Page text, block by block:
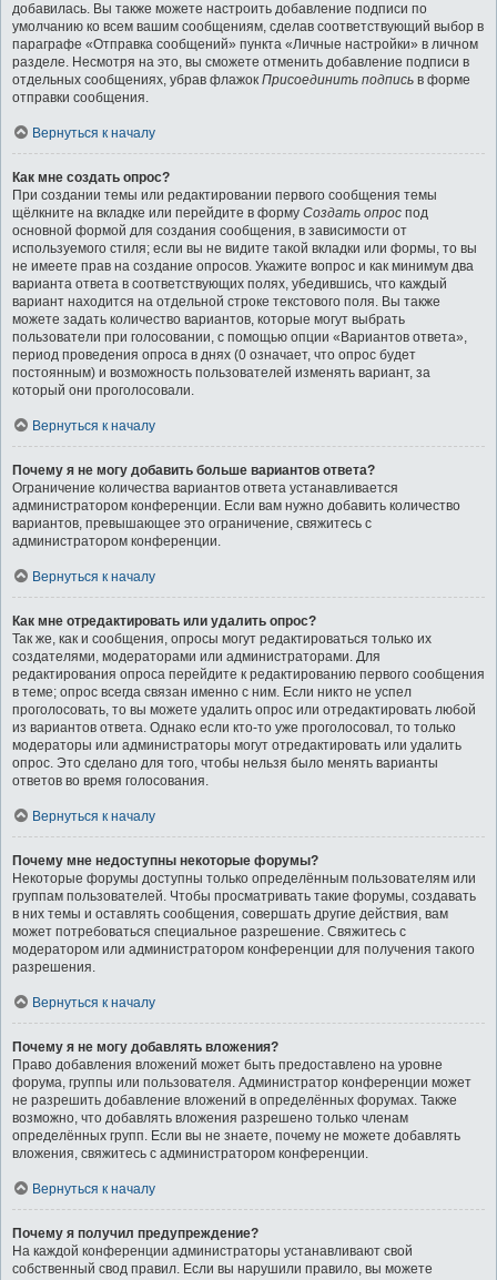
добавилась. Вы также можете настроить добавление подписи по
умолчанию ко всем вашим сообщениям, сделав соответствующий выбор в
параграфе «Отправка сообщений» пункта «Личные настройки» в личном
разделе. Несмотря на это, вы сможете отменить добавление подписи в
отдельных сообщениях, убрав флажок Присоединить подпись в форме
отправки сообщения.
Вернуться к началу
Как мне создать опрос?
При создании темы или редактировании первого сообщения темы
щёлкните на вкладке или перейдите в форму Создать опрос под
основной формой для создания сообщения, в зависимости от
используемого стиля; если вы не видите такой вкладки или формы, то вы
не имеете прав на создание опросов. Укажите вопрос и как минимум два
варианта ответа в соответствующих полях, убедившись, что каждый
вариант находится на отдельной строке текстового поля. Вы также
можете задать количество вариантов, которые могут выбрать
пользователи при голосовании, с помощью опции «Вариантов ответа»,
период проведения опроса в днях (0 означает, что опрос будет
постоянным) и возможность пользователей изменять вариант, за
который они проголосовали.
Вернуться к началу
Почему я не могу добавить больше вариантов ответа?
Ограничение количества вариантов ответа устанавливается
администратором конференции. Если вам нужно добавить количество
вариантов, превышающее это ограничение, свяжитесь с
администратором конференции.
Вернуться к началу
Как мне отредактировать или удалить опрос?
Так же, как и сообщения, опросы могут редактироваться только их
создателями, модераторами или администраторами. Для
редактирования опроса перейдите к редактированию первого сообщения
в теме; опрос всегда связан именно с ним. Если никто не успел
проголосовать, то вы можете удалить опрос или отредактировать любой
из вариантов ответа. Однако если кто-то уже проголосовал, то только
модераторы или администраторы могут отредактировать или удалить
опрос. Это сделано для того, чтобы нельзя было менять варианты
ответов во время голосования.
Вернуться к началу
Почему мне недоступны некоторые форумы?
Некоторые форумы доступны только определённым пользователям или
группам пользователей. Чтобы просматривать такие форумы, создавать
в них темы и оставлять сообщения, совершать другие действия, вам
может потребоваться специальное разрешение. Свяжитесь с
модератором или администратором конференции для получения такого
разрешения.
Вернуться к началу
Почему я не могу добавлять вложения?
Право добавления вложений может быть предоставлено на уровне
форума, группы или пользователя. Администратор конференции может
не разрешить добавление вложений в определённых форумах. Также
возможно, что добавлять вложения разрешено только членам
определённых групп. Если вы не знаете, почему не можете добавлять
вложения, свяжитесь с администратором конференции.
Вернуться к началу
Почему я получил предупреждение?
На каждой конференции администраторы устанавливают свой
собственный свод правил. Если вы нарушили правило, вы можете